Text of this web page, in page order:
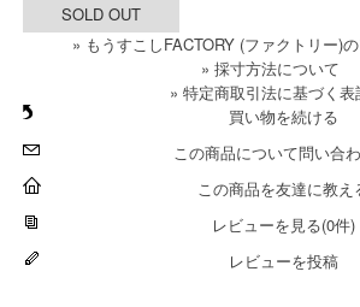
» 採寸方法について
» 特定商取引法に基づく表
買い物を続ける
この商品について問い合
この商品を友達に教え
レビューを見る(0件)
レビューを投稿
SOLD OUT
» もうすこしFACTORY (ファクトリー)